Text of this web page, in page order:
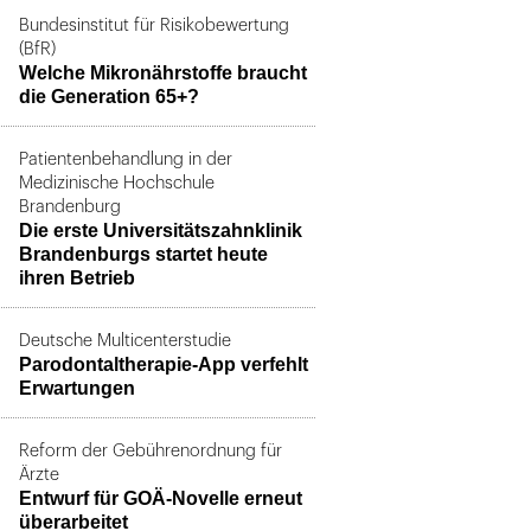
Bundesinstitut für Risikobewertung
(BfR)
Welche Mikronährstoffe braucht
die Generation 65+?
Patientenbehandlung in der
Medizinische Hochschule
Brandenburg
Die erste Universitätszahnklinik
Brandenburgs startet heute
ihren Betrieb
Deutsche Multicenterstudie
Parodontaltherapie-App verfehlt
Erwartungen
Reform der Gebührenordnung für
Ärzte
Entwurf für GOÄ-Novelle erneut
überarbeitet